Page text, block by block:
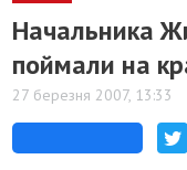
Начальника
поймали на
27 березня 2007, 13:33